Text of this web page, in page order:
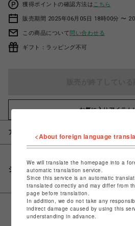
獲得ポイントの確認方法は こちら
販売期間 2025年06月05日 18時00分 〜
この商品について問い合わせる
ギフト：ラッピング不可
お気に入りアイテム
アイテム説明 / 素材
シェアする
<About foreign language
We will translate the homepage into a
automatic translation service.
Since this service is an automatic
translated correctly and may differ from
page before translation.
In addition, we do not take any
indirect damage caused by using this
understanding in advance.